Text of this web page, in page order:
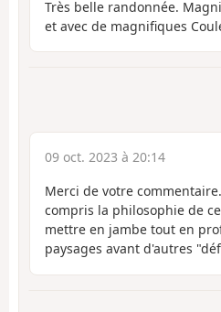
Très belle randonnée.
et avec de magnifiques
09 oct. 2023 à 20:14
Merci de votre
compris la philosophie de
mettre en jambe tout en
paysages avant d'autres